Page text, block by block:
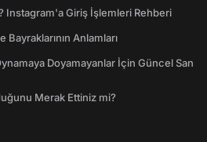
Instagram'a Giriş İşlemleri Rehberi
Bayraklarının Anlamları
Doyamayanlar İçin Güncel San
Merak Ettiniz mi?